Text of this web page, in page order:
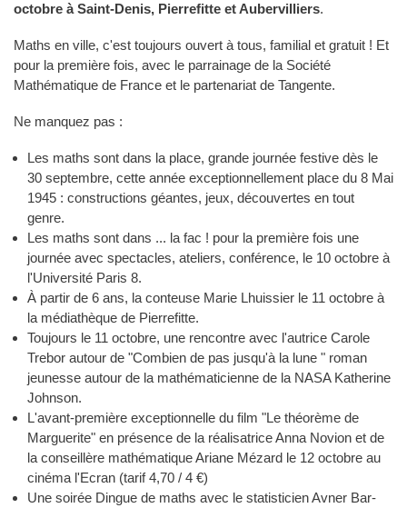
octobre à Saint-Denis, Pierrefitte et Aubervilliers.
Maths en ville, c'est toujours ouvert à tous, familial et gratuit ! Et
pour la première fois, avec le parrainage de la Société
Mathématique de France et le partenariat de Tangente.
Ne manquez pas :
Les maths sont dans la place, grande journée festive dès le
30 septembre, cette année exceptionnellement place du 8 Mai
1945 : constructions géantes, jeux, découvertes en tout
genre.
Les maths sont dans ... la fac ! pour la première fois une
journée avec spectacles, ateliers, conférence, le 10 octobre à
l'Université Paris 8.
À partir de 6 ans, la conteuse Marie Lhuissier le 11 octobre à
la médiathèque de Pierrefitte.
Toujours le 11 octobre, une rencontre avec l'autrice Carole
Trebor autour de "Combien de pas jusqu'à la lune " roman
jeunesse autour de la mathématicienne de la NASA Katherine
Johnson.
L'avant-première exceptionnelle du film "Le théorème de
Marguerite" en présence de la réalisatrice Anna Novion et de
la conseillère mathématique Ariane Mézard le 12 octobre au
cinéma l'Ecran (tarif 4,70 / 4 €)
Une soirée Dingue de maths avec le statisticien Avner Bar-